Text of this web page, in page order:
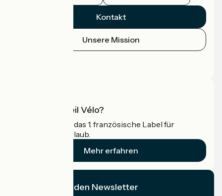
Kontakt
Unsere Mission
Was ist Accueil Vélo?
Accueil Vélo ist das 1. französische Label für
Radfahrer im Urlaub.
Mehr erfahren
Ich abonniere den Newsletter